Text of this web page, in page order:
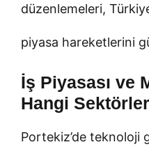
düzenlemeleri,
piyasa hareketlerini
İş Piyasası ve
Hangi
Portekiz’de teknoloji